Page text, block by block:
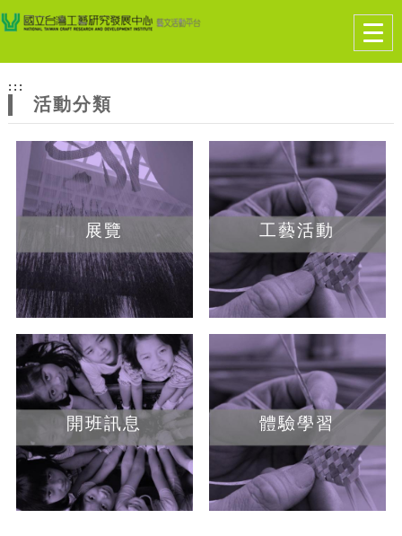
網
站
主
題
跳到主要內容
網站導覽
:::
活動分類
展覽 工藝活動
開班訊息 體驗學習